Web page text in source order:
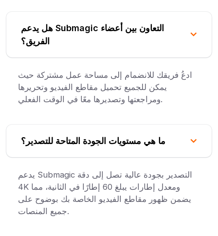
هل يدعم Submagic التعاون بين أعضاء
الفريق؟
ادعُ فريقك للانضمام إلى مساحة عمل مشتركة حيث
يمكن للجميع تحميل مقاطع الفيديو وتحريرها
ومراجعتها وتصديرها معًا في الوقت الفعلي.
ما هي مستويات الجودة المتاحة للتصدير؟
يدعم Submagic التصدير بجودة عالية تصل إلى دقة
4K ومعدل إطارات يبلغ 60 إطارًا في الثانية، مما
يضمن ظهور مقاطع الفيديو الخاصة بك بوضوح على
جميع المنصات.